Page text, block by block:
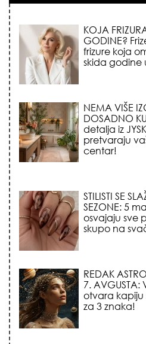
KOJA
GODINE?
frizure koja
skida godine
NEMA VIŠE
DOSADNO
detalja iz
pretvaraju
centar!
STILISTI SE
SEZONE: 5
osvajaju sve
skupo na
REDAK
7. AVGUSTA:
otvara kapiju
za 3 znaka!